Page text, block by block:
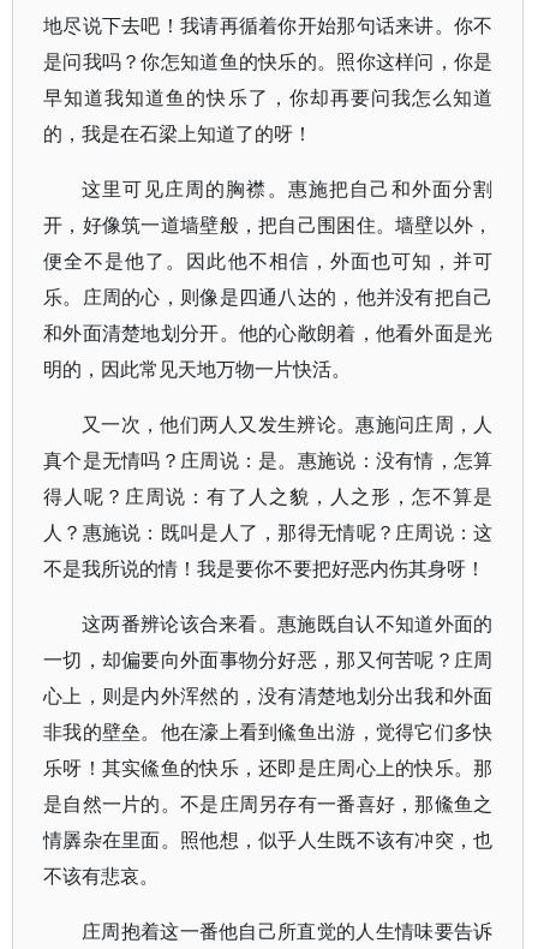
地尽说下去吧！我请再循着你开始那句话来讲。你不
是问我吗？你怎知道鱼的快乐的。照你这样问，你是
早知道我知道鱼的快乐了，你却再要问我怎么知道
的，我是在石梁上知道了的呀！
这里可见庄周的胸襟。惠施把自己和外面分割
开，好像筑一道墙壁般，把自己围困住。墙壁以外，
便全不是他了。因此他不相信，外面也可知，并可
乐。庄周的心，则像是四通八达的，他并没有把自己
和外面清楚地划分开。他的心敞朗着，他看外面是光
明的，因此常见天地万物一片快活。
又一次，他们两人又发生辨论。惠施问庄周，人
真个是无情吗？庄周说：是。惠施说：没有情，怎算
得人呢？庄周说：有了人之貌，人之形，怎不算是
人？惠施说：既叫是人了，那得无情呢？庄周说：这
不是我所说的情！我是要你不要把好恶内伤其身呀！
这两番辨论该合来看。惠施既自认不知道外面的
一切，却偏要向外面事物分好恶，那又何苦呢？庄周
心上，则是内外浑然的，没有清楚地划分出我和外面
非我的壁垒。他在濠上看到鯈鱼出游，觉得它们多快
乐呀！其实鯈鱼的快乐，还即是庄周心上的快乐。那
是自然一片的。不是庄周另存有一番喜好，那鯈鱼之
情羼杂在里面。照他想，似乎人生既不该有冲突，也
不该有悲哀。
庄周抱着这一番他自己所直觉的人生情味要告诉